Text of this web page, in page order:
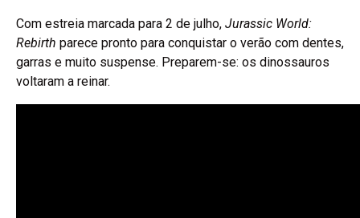
Com estreia marcada para 2 de julho, Jurassic World:
Rebirth parece pronto para conquistar o verão com dentes,
garras e muito suspense. Preparem-se: os dinossauros
voltaram a reinar.